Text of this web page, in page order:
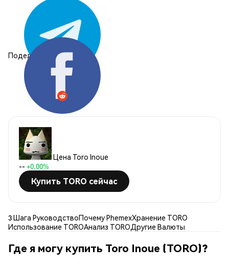
Поделиться:
Цена Toro Inoue
-- +0.00%
Купить TORO сейчас
3 Шага РуководствоПочему PhemexХранение TORO
Использование TOROАнализ TOROДругие Валюты
Где я могу купить Toro Inoue (TORO)?